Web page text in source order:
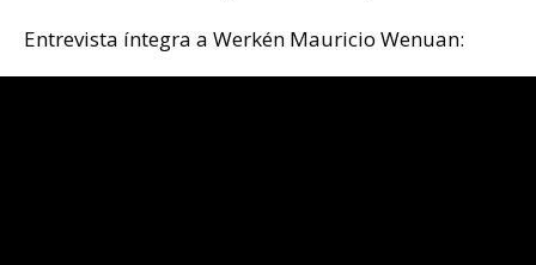
Entrevista íntegra a Werkén Mauricio Wenuan: